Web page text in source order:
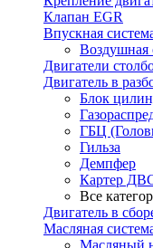
Клапан EGR
Впускная
Воздушная
Двигатели
Двигатель в
Блок
ГБЦ
Гильза
Демпфер
Картер
Все
Двигатель в
Масляная
Масляный